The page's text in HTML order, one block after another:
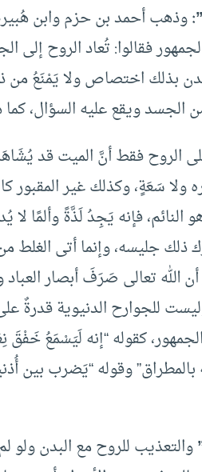
وذهب أحمد بن حزم وابن
فقالوا: تُعاد الروح
بذلك اختصاص ولا يَمْنَعُ من
الجسد ويقع عليه السؤال،
الروح فقط أنَّ الميت قد
ولا سَعَةٍ، وكذلك غير المقبور
النائم، فإنه يَجِدُ لَذَّةً وألمًا
ذلك جليسه، وإنما أتى
أن الله تعالى صَرَفَ أبصار
للجوارح الدنيوية قدرةٌ
كقوله “إنه لَيَسْمَعُ خَفْقَ
وقوله “يَضرب بين
والتعذيب للروح مع البدن ولو